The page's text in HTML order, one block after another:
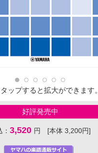
ップすると拡大ができます。
好評発売中
3,520 円 [本体 3,200円]